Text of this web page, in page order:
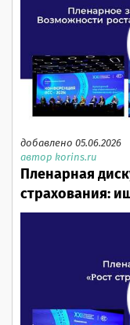
добавлено 05.06.2026
автор korins.ru
Пленарная
страхования: